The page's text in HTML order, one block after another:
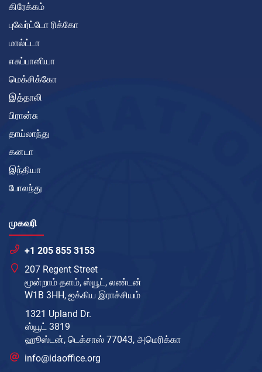
கிரேக்கம்
புவேர்ட்டோ ரிக்கோ
மால்ட்டா
எசுப்பானியா
மெக்சிக்கோ
இத்தாலி
பிரான்சு
தாய்லாந்து
கனடா
இந்தியா
போலந்து
முகவரி
+1 205 855 3153
207 Regent Street
மூன்றாம் தளம், ஸ்யூட், லண்டன்
W1B 3HH, ஐக்கிய இராச்சியம்
1321 Upland Dr.
ஸ்யூட் 3819
ஹூஸ்டன், டெக்சாஸ் 77043, அமெரிக்கா
info@idaoffice.org